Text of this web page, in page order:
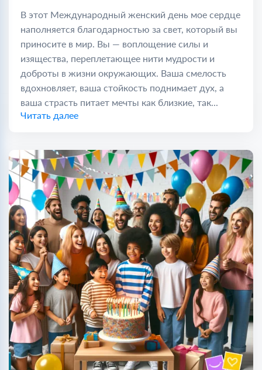
В этот Международный женский день мое сердце
наполняется благодарностью за свет, который вы
приносите в мир. Вы — воплощение силы и
изящества, переплетающее нити мудрости и
доброты в жизни окружающих. Ваша смелость
вдохновляет, ваша стойкость поднимает дух, а
ваша страсть питает мечты как близкие, так...
Читать далее